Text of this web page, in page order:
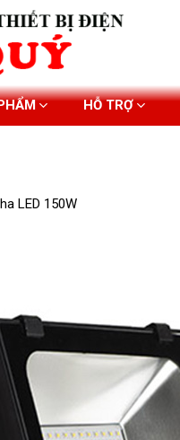
HỖ TRỢ
LED 150W